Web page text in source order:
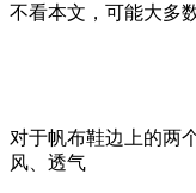
不看本文，可能大多
对于帆布鞋边上的两
风、透气